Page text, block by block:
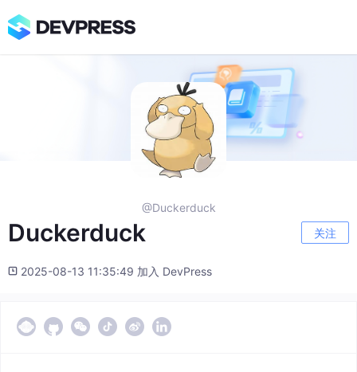
@Duckerduck
Duckerduck 关注
2025-08-13 11:35:49 加入 DevPress